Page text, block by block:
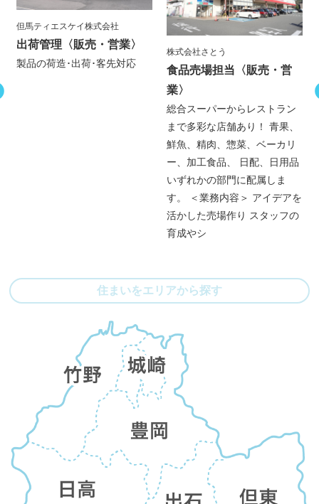
但馬ティエスケイ株式会社
出荷管理 〈販売・営業〉
製品の荷造･出荷･客先対応
株式会社さとう
食品売場担当 〈販売・営
業〉
総合スーパーからレストラン
まで多彩な店舗あり！ 青果、
鮮魚、精肉、惣菜、ベーカリ
ー、加工食品、 日配、日用品
いずれかの部門に配属しま
す。 ＜業務内容＞ アイデアを
活かした売場作り スタッフの
育成やシ
住まいをエリアから探す